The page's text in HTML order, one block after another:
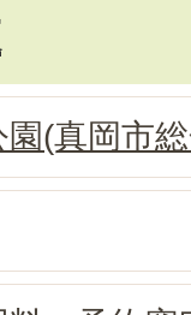
(真岡市